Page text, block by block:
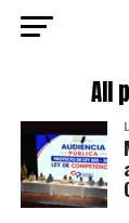
All